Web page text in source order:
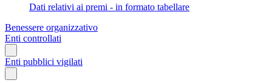
Dati relativi ai premi - in formato tabellare
Benessere organizzativo
Enti controllati
Enti pubblici vigilati